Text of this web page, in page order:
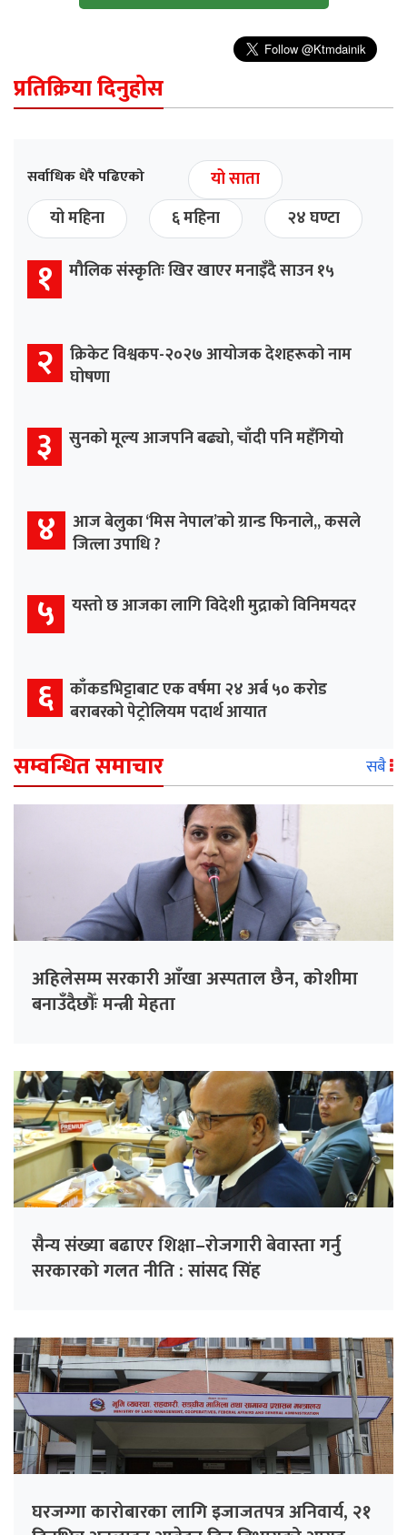
प्रतिक्रिया दिनुहोस
सर्वाधिक धेरै पढिएको
यो साता
यो महिना
६ महिना २४ घण्टा
१ मौलिक संस्कृतिः खिर खाएर मनाइँदै साउन १५
२
क्रिकेट विश्वकप-२०२७ आयोजक देशहरूको नाम
घोषणा
३ सुनको मूल्य आजपनि बढ्यो, चाँदी पनि महँगियो
४
आज बेलुका ‘मिस नेपाल’को ग्रान्ड फिनाले,, कसले
जित्ला उपाधि ?
५ यस्तो छ आजका लागि विदेशी मुद्राको विनिमयदर
६ काँकडभिट्टाबाट एक वर्षमा २४ अर्ब ५० करोड
बराबरको पेट्रोलियम पदार्थ आयात
सम्वन्धित समाचार सबै
अहिलेसम्म सरकारी आँखा अस्पताल छैन, कोशीमा
बनाउँदैछौँः मन्त्री मेहता
सैन्य संख्या बढाएर शिक्षा–रोजगारी बेवास्ता गर्नु
सरकारको गलत नीति : सांसद सिंह
घरजग्गा कारोबारका लागि इजाजतपत्र अनिवार्य, २१